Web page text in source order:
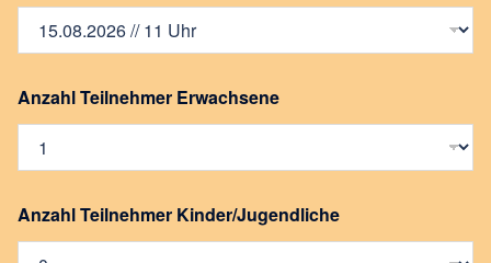
N
m
e
N
m
Anzahl Teilnehmer Erwachsene
Anzahl Teilnehmer Kinder/Jugendliche